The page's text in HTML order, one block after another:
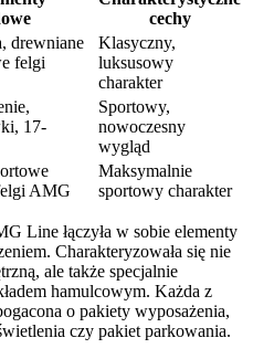
cechy
drewniane
felgi
Klasyczny,
luksusowy
charakter
17-
Sportowy,
nowoczesny
wygląd
AMG
Maksymalnie
sportowy charakter
Line łączyła w sobie elementy
Charakteryzowała się nie
ale także specjalnie
hamulcowym. Każda z
o pakiety wyposażenia,
czy pakiet parkowania.